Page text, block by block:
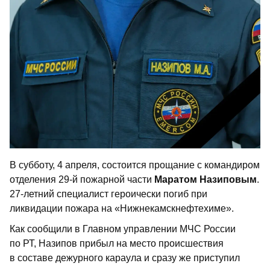
В субботу, 4 апреля, состоится прощание с командиром
отделения 29-й пожарной части Маратом Назиповым.
27-летний специалист героически погиб при
ликвидации пожара на «Нижнекамскнефтехиме».
Как сообщили в Главном управлении МЧС России
по РТ, Назипов прибыл на место происшествия
в составе дежурного караула и сразу же приступил